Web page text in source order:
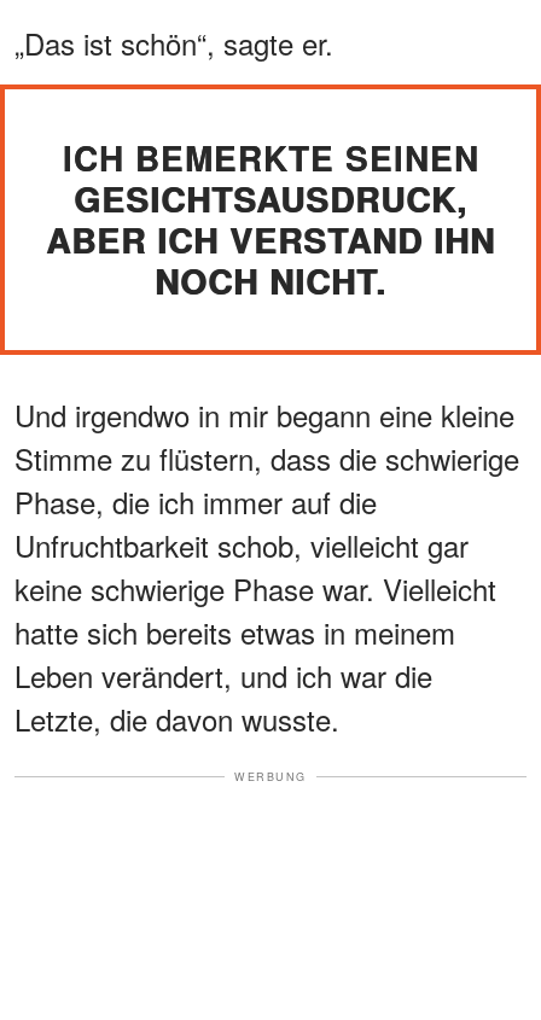
„Das ist schön“, sagte er.
ICH BEMERKTE SEINEN
GESICHTSAUSDRUCK,
ABER ICH VERSTAND IHN
NOCH NICHT.
Und irgendwo in mir begann eine kleine
Stimme zu flüstern, dass die schwierige
Phase, die ich immer auf die
Unfruchtbarkeit schob, vielleicht gar
keine schwierige Phase war. Vielleicht
hatte sich bereits etwas in meinem
Leben verändert, und ich war die
Letzte, die davon wusste.
WERBUNG